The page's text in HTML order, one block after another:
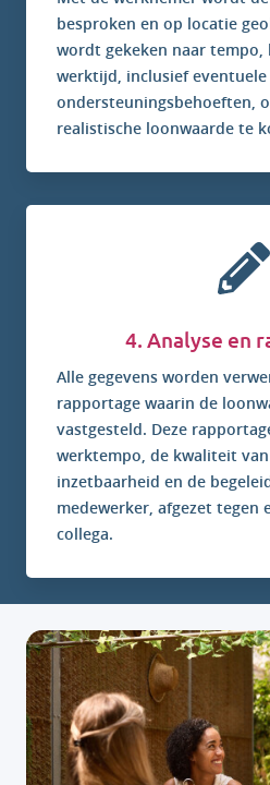
besproken en op locatie
wordt gekeken naar
werktijd, inclusief eventuele
ondersteuningsbehoeften,
realistische loonwaarde te
4. Analyse en
Alle gegevens worden
rapportage waarin de
vastgesteld. Deze
werktempo, de kwaliteit
inzetbaarheid en de
medewerker, afgezet tegen
collega.